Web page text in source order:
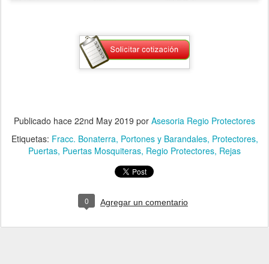
Publicado hace 22nd May 2019 por Asesoria Regio Protectores
Etiquetas: Fracc. Bonaterra Portones y Barandales Protectores
Puertas Puertas Mosquiteras Regio Protectores Rejas
0 Agregar un comentario